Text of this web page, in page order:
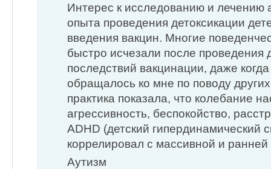
Интерес к исследованию и лечению
опыта проведения детоксикации
введения вакцин. Многие
быстро исчезали после проведения
последствий вакцинации, даже
обращалось ко мне по поводу
практика показала, что колебание
агрессивность, беспокойство,
ADHD (детский гипердинамический
коррелировал с массивной и
Аутизм